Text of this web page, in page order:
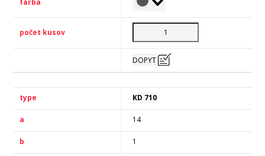
DOPYT
KD 710
14
1